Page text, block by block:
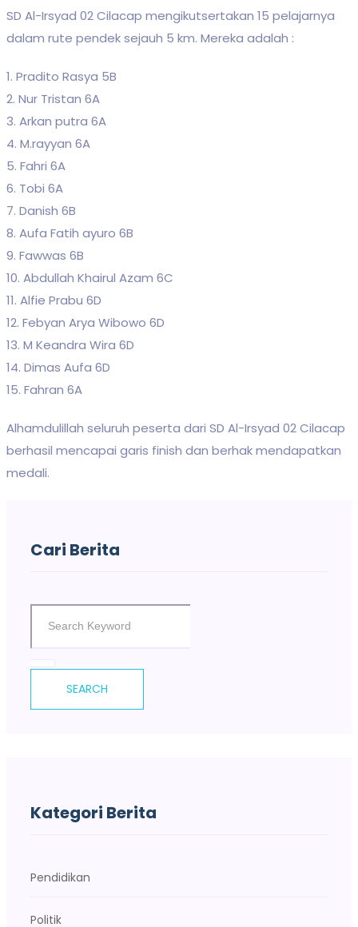
SD Al-Irsyad 02 Cilacap mengikutsertakan 15 pelajarnya
dalam rute pendek sejauh 5 km. Mereka adalah :
1. Pradito Rasya 5B
2. Nur Tristan 6A
3. Arkan putra 6A
4. M.rayyan 6A
5. Fahri 6A
6. Tobi 6A
7. Danish 6B
8. Aufa Fatih ayuro 6B
9. Fawwas 6B
10. Abdullah Khairul Azam 6C
11. Alfie Prabu 6D
12. Febyan Arya Wibowo 6D
13. M Keandra Wira 6D
14. Dimas Aufa 6D
15. Fahran 6A
Alhamdulillah seluruh peserta dari SD Al-Irsyad 02 Cilacap
berhasil mencapai garis finish dan berhak mendapatkan
medali.
Cari Berita
SEARCH
Kategori Berita
Pendidikan
Politik